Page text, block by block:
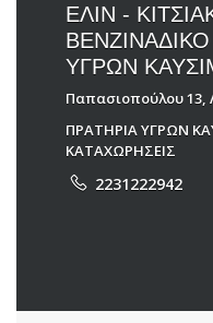
ΕΛΙΝ -
ΥΓΡΩΝ
Παπασιοπούλου 13,
ΠΡΑΤΗΡΙΑ ΥΓΡΩΝ
ΚΑΤΑΧΩΡΗΣΕΙΣ
2231222942